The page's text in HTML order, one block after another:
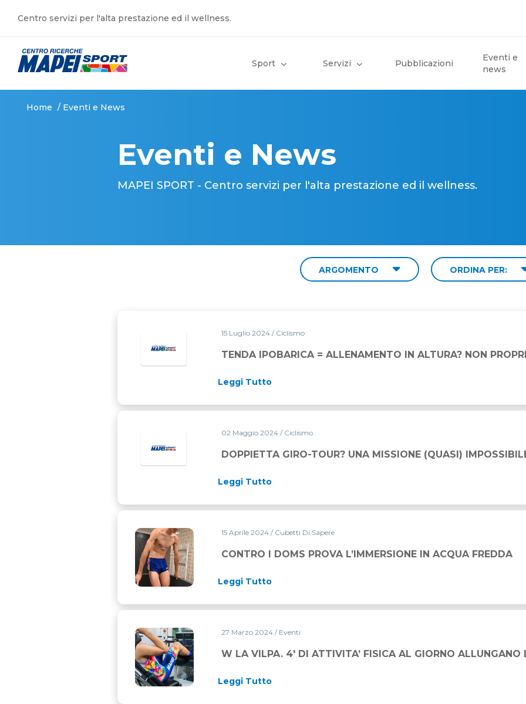
Centro servizi per l'alta prestazione ed il wellness.
Sport Servizi Pubblicazioni
Eventi e
news
Home / Eventi e News
Eventi e News
MAPEI SPORT - Centro servizi per l'alta prestazione ed il wellness.
ARGOMENTO ORDINA PER:
15 Luglio 2024 / Ciclismo
TENDA IPOBARICA = ALLENAMENTO IN ALTURA? NON
Leggi Tutto
02 Maggio 2024 / Ciclismo
DOPPIETTA GIRO-TOUR? UNA MISSIONE (QUASI)
Leggi Tutto
CONTRO I DOMS PROVA L’IMMERSIONE IN ACQUA FREDDA
15 Aprile 2024 / Cubetti Di Sapere
CONTRO I DOMS PROVA L’IMMERSIONE IN ACQUA FREDDA
Leggi Tutto
W LA VILPA. 4′ DI ATTIVITA’ FISICA AL GIORNO ALLUNGANO LA VITA
27 Marzo 2024 / Eventi
W LA VILPA. 4′ DI ATTIVITA’ FISICA AL GIORNO ALLUNGANO
Leggi Tutto